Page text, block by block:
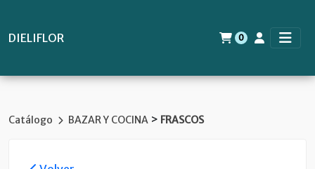
DIELIFLOR 0
Catálogo BAZAR Y COCINA > FRASCOS